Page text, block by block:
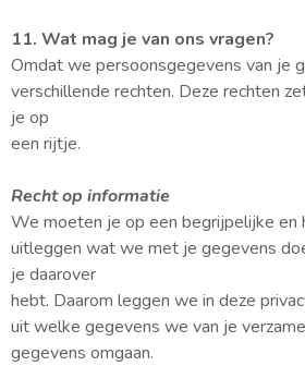
11. Wat mag je van ons vragen?
Omdat we persoonsgegevens van je
verschillende rechten. Deze rechten
je op
een rijtje.
Recht op informatie
We moeten je op een begrijpelijke en
uitleggen wat we met je gegevens
je daarover
hebt. Daarom leggen we in deze
uit welke gegevens we van je
gegevens omgaan.